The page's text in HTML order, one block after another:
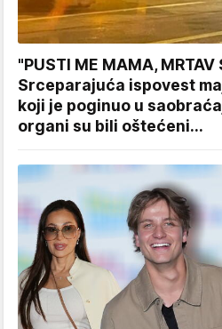
"PUSTI ME MAMA, MRTAV
Srceparajuća ispovest
koji je poginuo u
organi su bili oštećeni...